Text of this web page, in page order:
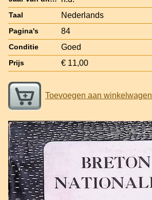
Taal Nederlands
Pagina's 84
Conditie Goed
Prijs € 11,00
Toevoegen aan winkelwagen